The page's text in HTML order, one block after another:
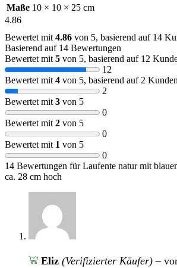
Maße 10 × 10 × 25 cm
4.86
Bewertet mit 4.86 von 5, basierend auf 14
Basierend auf 14 Bewertungen
Bewertet mit 5 von 5, basierend auf 12
12
Bewertet mit 4 von 5, basierend auf 2
2
Bewertet mit 3 von 5
0
Bewertet mit 2 von 5
0
Bewertet mit 1 von 5
0
14 Bewertungen fürLaufente natur mit
ca. 28 cm hoch
Eliz (Verifizierter Käufer) –